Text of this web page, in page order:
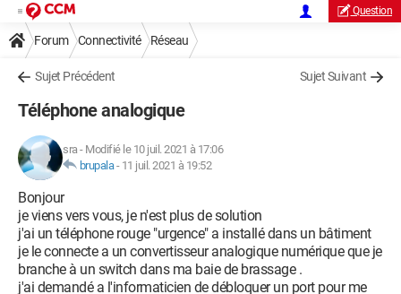
Question
Forum Connectivité Réseau
Sujet Précédent Sujet Suivant
Téléphone analogique
sra- Modifié le 10 juil. 2021 à 17:06
brupala- 11 juil. 2021 à 19:52
Bonjour
je viens vers vous, je n'est plus de solution
j'ai un téléphone rouge "urgence" a installé dans un bâtiment
je le connecte a un convertisseur analogique numérique que je
branche à un switch dans ma baie de brassage .
j'ai demandé a l'informaticien de débloquer un port pour me